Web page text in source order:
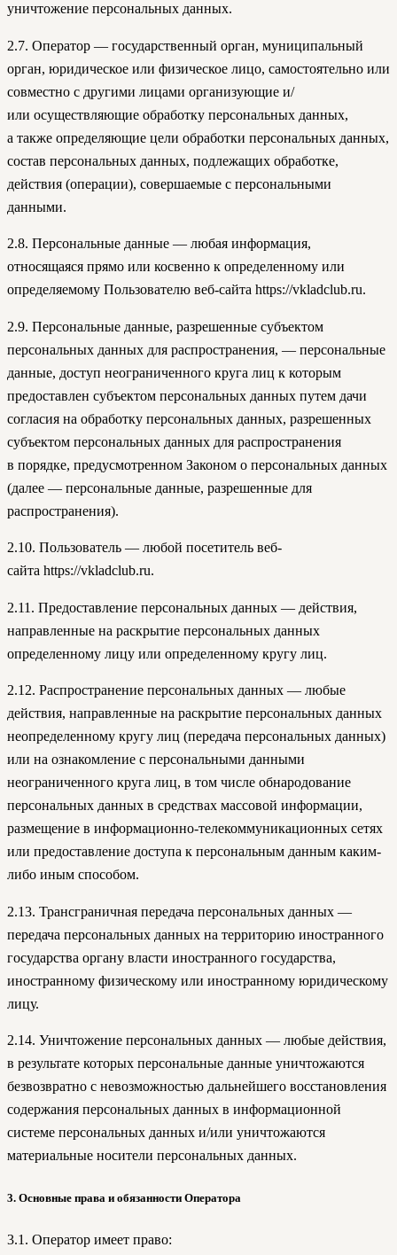
уничтожение персональных данных.
2.7. Оператор — государственный орган, муниципальный
орган, юридическое или физическое лицо, самостоятельно или
совместно с другими лицами организующие и/
или осуществляющие обработку персональных данных,
а также определяющие цели обработки персональных данных,
состав персональных данных, подлежащих обработке,
действия (операции), совершаемые с персональными
данными.
2.8. Персональные данные — любая информация,
относящаяся прямо или косвенно к определенному или
определяемому Пользователю веб-сайта https://vkladclub.ru.
2.9. Персональные данные, разрешенные субъектом
персональных данных для распространения, — персональные
данные, доступ неограниченного круга лиц к которым
предоставлен субъектом персональных данных путем дачи
согласия на обработку персональных данных, разрешенных
субъектом персональных данных для распространения
в порядке, предусмотренном Законом о персональных данных
(далее — персональные данные, разрешенные для
распространения).
2.10. Пользователь — любой посетитель веб-
сайта https://vkladclub.ru.
2.11. Предоставление персональных данных — действия,
направленные на раскрытие персональных данных
определенному лицу или определенному кругу лиц.
2.12. Распространение персональных данных — любые
действия, направленные на раскрытие персональных данных
неопределенному кругу лиц (передача персональных данных)
или на ознакомление с персональными данными
неограниченного круга лиц, в том числе обнародование
персональных данных в средствах массовой информации,
размещение в информационно-телекоммуникационных сетях
или предоставление доступа к персональным данным каким-
либо иным способом.
2.13. Трансграничная передача персональных данных —
передача персональных данных на территорию иностранного
государства органу власти иностранного государства,
иностранному физическому или иностранному юридическому
лицу.
2.14. Уничтожение персональных данных — любые действия,
в результате которых персональные данные уничтожаются
безвозвратно с невозможностью дальнейшего восстановления
содержания персональных данных в информационной
системе персональных данных и/или уничтожаются
материальные носители персональных данных.
3. Основные права и обязанности Оператора
3.1. Оператор имеет право: